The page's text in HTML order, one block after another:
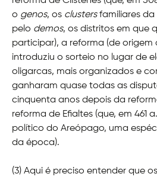
o genos, os clustersfamiliares da
pelo demos, os distritos em que
participar), a reforma (de origem
introduziu o sorteio no lugar de
oligarcas, mais organizados e
ganharam quase todas as
cinquenta anos depois da
reforma de Efialtes (que, em 461
político do Areópago, uma
da época).
(3) Aqui é preciso entender que